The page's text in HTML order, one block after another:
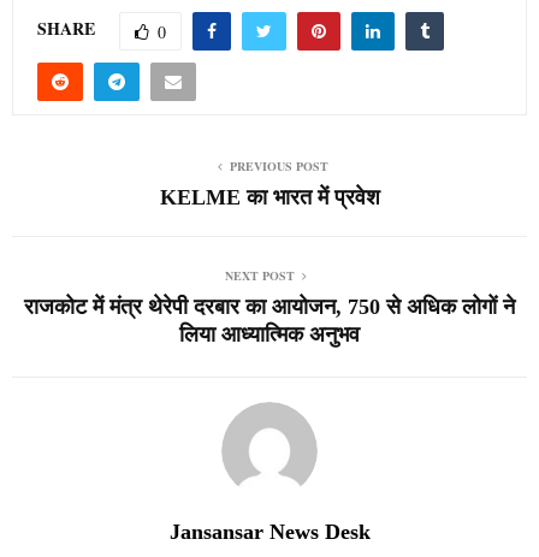
SHARE 0
PREVIOUS POST
KELME का भारत में प्रवेश
NEXT POST
राजकोट में मंत्र थेरेपी दरबार का आयोजन, 750 से अधिक लोगों ने
लिया आध्यात्मिक अनुभव
Jansansar News Desk